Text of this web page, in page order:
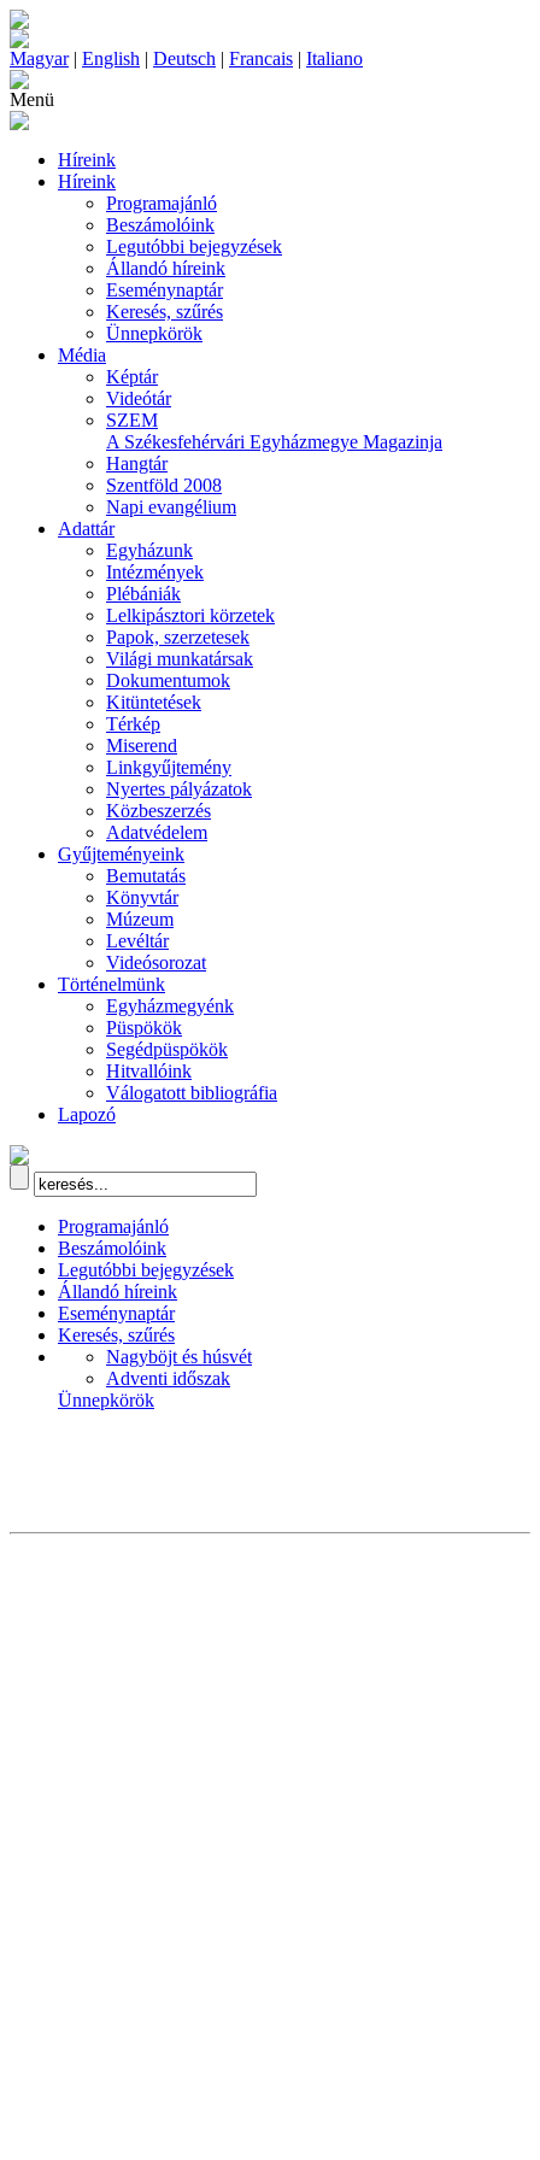
Magyar| English | Deutsch | Francais | Italiano
Menü
Híreink
Híreink
Programajánló
Beszámolóink
Legutóbbi bejegyzések
Állandó híreink
Eseménynaptár
Keresés, szűrés
Ünnepkörök
Média
Képtár
Videótár
SZEM
A Székesfehérvári Egyházmegye Magazinja
Hangtár
Szentföld 2008
Napi evangélium
Adattár
Egyházunk
Intézmények
Plébániák
Lelkipásztori körzetek
Papok, szerzetesek
Világi munkatársak
Dokumentumok
Kitüntetések
Térkép
Miserend
Linkgyűjtemény
Nyertes pályázatok
Közbeszerzés
Adatvédelem
Gyűjteményeink
Bemutatás
Könyvtár
Múzeum
Levéltár
Videósorozat
Történelmünk
Egyházmegyénk
Püspökök
Segédpüspökök
Hitvallóink
Válogatott bibliográfia
Lapozó
Programajánló
Beszámolóink
Legutóbbi bejegyzések
Állandó híreink
Eseménynaptár
Keresés, szűrés
Nagyböjt és húsvét
Adventi időszak
Ünnepkörök